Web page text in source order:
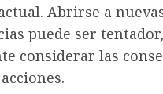
Abrirse a
puede ser
considerar las